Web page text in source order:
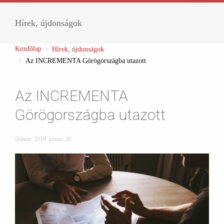
Hírek, újdonságok
Kezdőlap
Hírek, újdonságok
Az INCREMENTA Görögországba utazott
Az INCREMENTA
Görögországba utazott
Dátum: 2019. június 20..